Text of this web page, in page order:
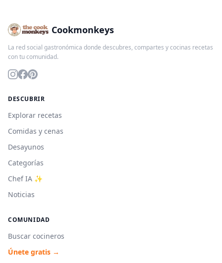
Cookmonkeys
La red social gastronómica donde descubres, compartes y cocinas recetas
con tu comunidad.
DESCUBRIR
Explorar recetas
Comidas y cenas
Desayunos
Categorías
Chef IA ✨
Noticias
COMUNIDAD
Buscar cocineros
Únete gratis →